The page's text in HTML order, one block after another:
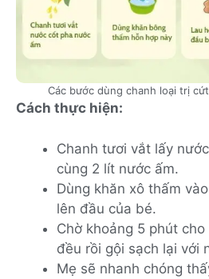
Các bước dùng chanh loại trị
Cách thực hiện:
Chanh tươi vắt lấy
cùng 2 lít nước ấm.
Dùng khăn xô thấm
lên đầu của bé.
Chờ khoảng 5 phút
đều rồi gội sạch lại với
Mẹ sẽ nhanh chóng